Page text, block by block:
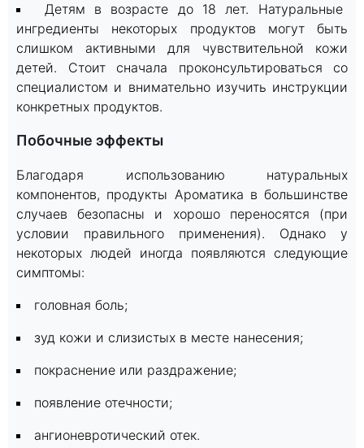
Детям в возрасте до 18 лет. Натуральные
ингредиенты некоторых продуктов могут быть
слишком активными для чувствительной кожи
детей. Стоит сначала проконсультироваться со
специалистом и внимательно изучить инструкции
конкретных продуктов.
Побочные эффекты
Благодаря использованию натуральных
компонентов, продукты Ароматика в большинстве
случаев безопасны и хорошо переносятся (при
условии правильного применения). Однако у
некоторых людей иногда появляются следующие
симптомы:
головная боль;
зуд кожи и слизистых в месте нанесения;
покраснение или раздражение;
появление отечности;
ангионевротический отек.